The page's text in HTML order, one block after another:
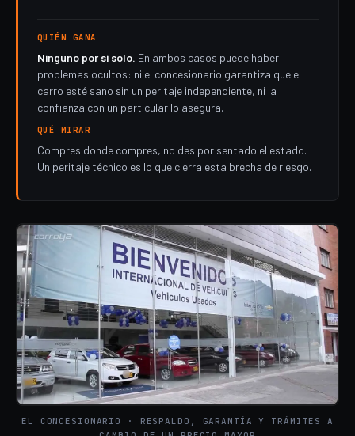
QUIÉN GANA
Ninguno por sí solo. En ambos casos puede haber
problemas ocultos: ni el concesionario garantiza que el
carro esté sano sin un peritaje independiente, ni la
confianza con un particular lo asegura.
QUÉ MIRAR
Compres donde compres, no des por sentado el estado.
Un peritaje técnico es lo que cierra esta brecha de riesgo.
EL CONCESIONARIO · RESPALDO, GARANTÍA Y TRÁMITES A